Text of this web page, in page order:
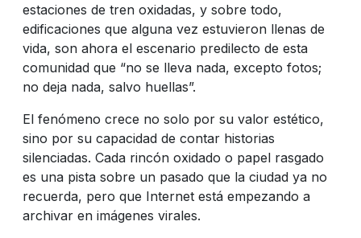
estaciones de tren oxidadas, y sobre todo,
edificaciones que alguna vez estuvieron llenas de
vida, son ahora el escenario predilecto de esta
comunidad que “no se lleva nada, excepto fotos;
no deja nada, salvo huellas”.
El fenómeno crece no solo por su valor estético,
sino por su capacidad de contar historias
silenciadas. Cada rincón oxidado o papel rasgado
es una pista sobre un pasado que la ciudad ya no
recuerda, pero que Internet está empezando a
archivar en imágenes virales.